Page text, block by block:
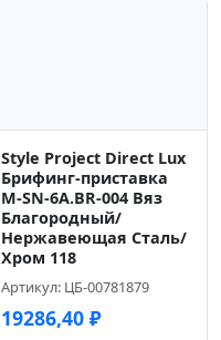
Style Project Direct Lux
Брифинг-приставка
M-SN-6A.BR-004 Вяз
Благородный/
Нержавеющая Сталь/
Хром 118
Артикул: ЦБ-00781879
19286,40 ₽